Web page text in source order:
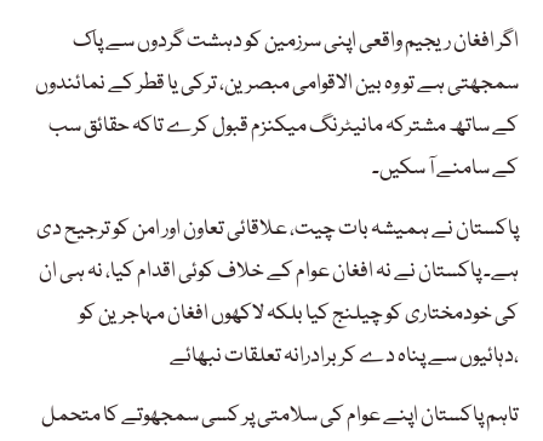
اگر افغان ریجیم واقعی اپنی سرزمین کو دہشت گردوں سے پاک
سمجھتی ہے تو وہ بین الاقوامی مبصرین، ترکی یا قطر کے نمائندوں
کے ساتھ مشترکہ مانیٹرنگ میکنزم قبول کرے تاکہ حقائق سب
کے سامنے آ سکیں۔
پاکستان نے ہمیشہ بات چیت، علاقائی تعاون اور امن کو ترجیح دی
ہے۔ پاکستان نے نہ افغان عوام کے خلاف کوئی اقدام کیا، نہ ہی ان
کی خودمختاری کو چیلنج کیا بلکہ لاکھوں افغان مہاجرین کو
دہائیوں سے پناہ دے کر برادرانہ تعلقات نبھائے،
تاہم پاکستان اپنے عوام کی سلامتی پر کسی سمجھوتے کا متحمل